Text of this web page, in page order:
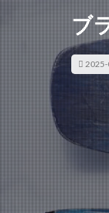
ブ